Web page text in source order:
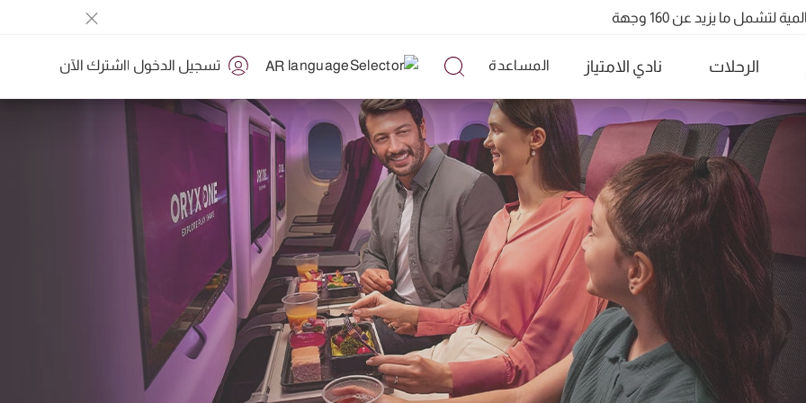
ما يزيد عن 160 وجهة
الرحلات نادي الامتياز المساعدة AR تسجيل الدخول |اشترك الآن